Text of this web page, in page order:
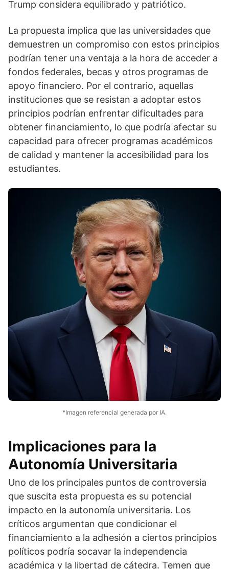
Trump considera equilibrado y patriótico.
La propuesta implica que las universidades que
demuestren un compromiso con estos principios
podrían tener una ventaja a la hora de acceder a
fondos federales, becas y otros programas de
apoyo financiero. Por el contrario, aquellas
instituciones que se resistan a adoptar estos
principios podrían enfrentar dificultades para
obtener financiamiento, lo que podría afectar su
capacidad para ofrecer programas académicos
de calidad y mantener la accesibilidad para los
estudiantes.
*Imagen referencial generada por IA.
Implicaciones para la
Autonomía Universitaria
Uno de los principales puntos de controversia
que suscita esta propuesta es su potencial
impacto en la autonomía universitaria. Los
críticos argumentan que condicionar el
financiamiento a la adhesión a ciertos principios
políticos podría socavar la independencia
académica y la libertad de cátedra. Temen que